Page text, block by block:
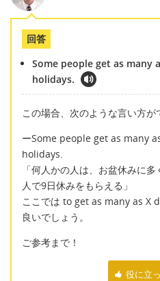
回答
Some people get as many
holidays.
この場合、次のような言い方が
ーSome people get as many
holidays.
「何人かの人は、お盆休みに
人で9日休みをもらえる」
ここでは to get as many as X
良いでしょう。
ご参考まで！
役に立